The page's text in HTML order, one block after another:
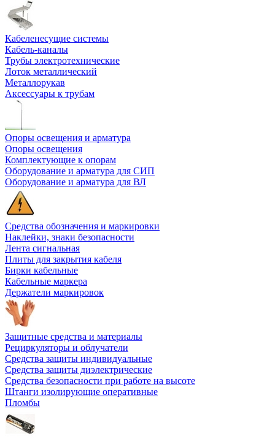
Кабеленесущие системы
Кабель-каналы
Трубы электротехнические
Лоток металлический
Металлорукав
Аксессуары к трубам
Опоры освещения и арматура
Опоры освещения
Комплектующие к опорам
Оборудование и арматура для СИП
Оборудование и арматура для ВЛ
Средства обозначения и маркировки
Наклейки, знаки безопасности
Лента сигнальная
Плиты для закрытия кабеля
Бирки кабельные
Кабельные маркера
Держатели маркировок
Защитные средства и материалы
Рециркуляторы и облучатели
Средства защиты индивидуальные
Средства защиты диэлектрические
Средства безопасности при работе на высоте
Штанги изолирующие оперативные
Пломбы